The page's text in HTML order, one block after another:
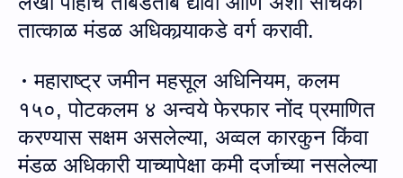
तात्‍काळ मंडळ अधिकार्‍याकडे वर्ग करावी.
· महाराष्ट्र जमीन महसूल अधिनियम, कलम
१५०,पोटकलम ४ अन्वयेफेरफार नोंद प्रमाणित
करण्यास सक्षम असलेल्या, अव्वल कारकुन किंवा
मंडळ अधिकारी याच्यापेक्षा कमी दर्जाच्या नसलेल्या